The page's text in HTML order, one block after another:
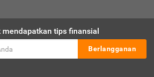
mendapatkan tips finansial
Berlangganan